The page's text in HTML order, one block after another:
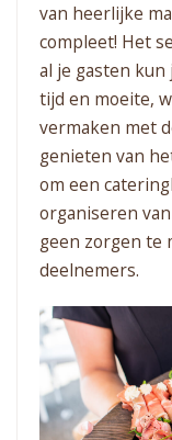
van heerlijke
compleet! Het
al je gasten
tijd en moeite,
vermaken met
genieten van
om een
organiseren
geen zorgen te
deelnemers.